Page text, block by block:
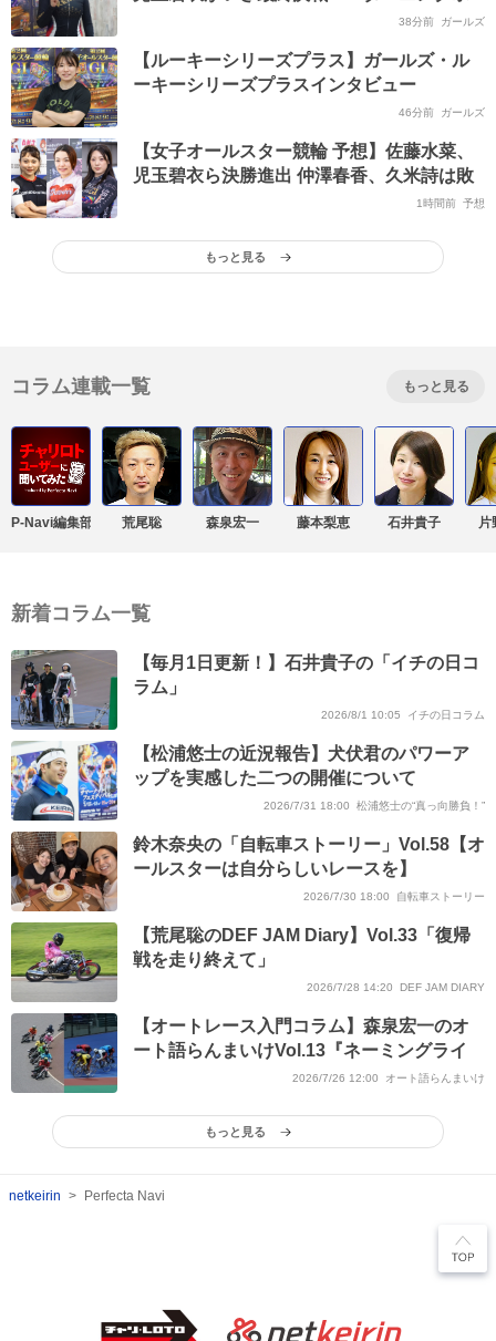
イントにはいつもオールスターがある」
38分前 ガールズ
【ルーキーシリーズプラス】ガールズ・ル
ーキーシリーズプラスインタビュー
46分前 ガールズ
【女子オールスター競輪 予想】佐藤水菜、
児玉碧衣ら決勝進出 仲澤春香、久米詩は敗
1時間前 予想
もっと見る
コラム連載一覧 もっと見る
P-Navi編集部 荒尾聡 森泉宏一 藤本梨恵 石井貴子 片
新着コラム一覧
【毎月1日更新！】石井貴子の「イチの日コ
ラム」
2026/8/1 10:05 イチの日コラム
【松浦悠士の近況報告】犬伏君のパワーア
ップを実感した二つの開催について
2026/7/31 18:00 松浦悠士の“真っ向勝負！”
鈴木奈央の「自転車ストーリー」Vol.58【オ
ールスターは自分らしいレースを】
2026/7/30 18:00 自転車ストーリー
【荒尾聡のDEF JAM Diary】Vol.33「復帰
戦を走り終えて」
2026/7/28 14:20 DEF JAM DIARY
【オートレース入門コラム】森泉宏一のオ
ート語らんまいけVol.13『ネーミングライ
2026/7/26 12:00 オート語らんまいけ
もっと見る
netkeirin Perfecta Navi